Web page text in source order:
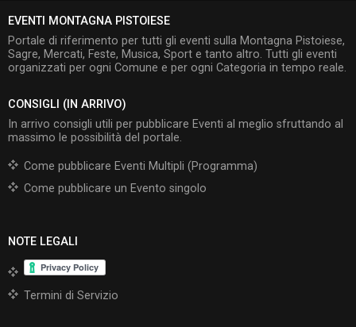
EVENTI MONTAGNA PISTOIESE
Portale di riferimento per tutti gli eventi sulla Montagna Pistoiese,
Sagre, Mercati, Feste, Musica, Sport e tanto altro. Tutti gli eventi
organizzati per ogni Comune e per ogni Categoria in tempo reale.
CONSIGLI (IN ARRIVO)
In arrivo consigli utili per pubblicare Eventi al meglio sfruttando al
massimo le possibilità del portale.
Come pubblicare Eventi Multipli (Programma)
Come pubblicare un Evento singolo
NOTE LEGALI
Termini di Servizio